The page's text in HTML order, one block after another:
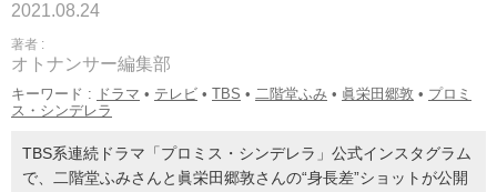
2021.08.24
著者 :
オトナンサー編集部
キーワード : ドラマ • テレビ • TBS • 二階堂ふみ • 眞栄田郷敦 • プロミ
ス・シンデレラ
TBS系連続ドラマ「プロミス・シンデレラ」公式インスタグラム
で、二階堂ふみさんと眞栄田郷敦さんの“身長差”ショットが公開